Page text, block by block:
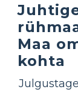
Maa
kohta